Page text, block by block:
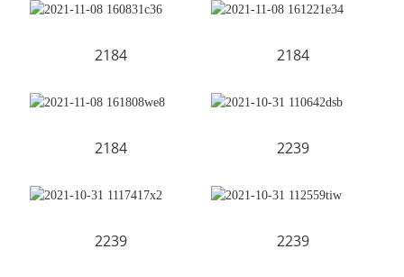
2184 2184
2184 2239
2239 2239